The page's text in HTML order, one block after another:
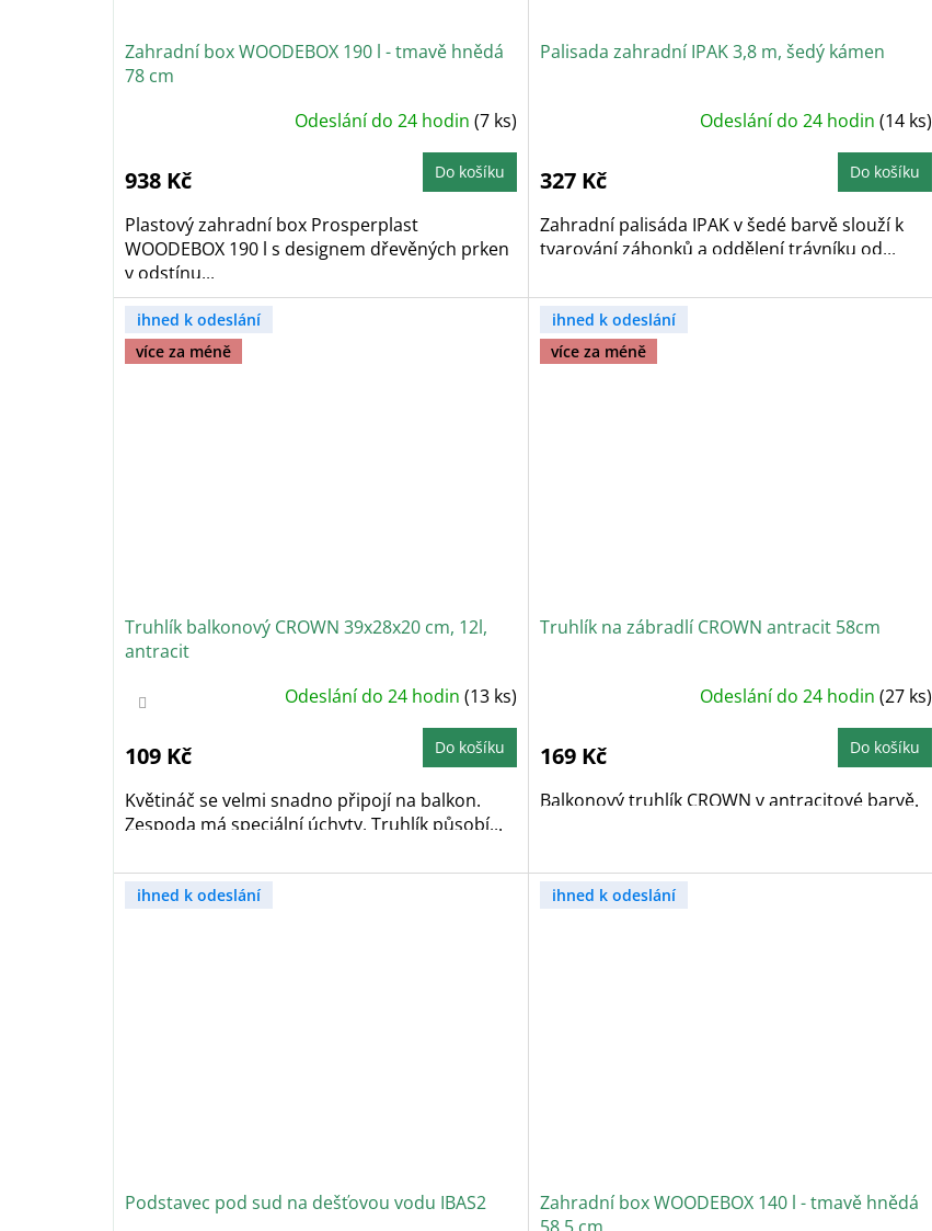
Zahradní box WOODEBOX 190 l - tmavě hnědá
78 cm
4,9
z
hvězdiček.
Odeslání do 24 hodin (7 ks)
938 Kč Do košíku
Plastový zahradní box Prosperplast
WOODEBOX 190 l s designem dřevěných prken
v odstínu...
Palisada zahradní IPAK 3,8 m, šedý kámen
Odeslání do 24 hodin (14 ks)
327 Kč Do košíku
Zahradní palisáda IPAK v šedé barvě slouží k
tvarování záhonků a oddělení trávníku od...
ihned k odeslání
více za méně
Truhlík balkonový CROWN 39x28x20 cm, 12l,
antracit
4,0
z
hvězdiček.
Odeslání do 24 hodin (13 ks)
109 Kč Do košíku
Květináč se velmi snadno připojí na balkon.
Zespoda má speciální úchyty. Truhlík působí...
ihned k odeslání
více za méně
Truhlík na zábradlí CROWN antracit 58cm
5,0
z
hvězdiček.
Odeslání do 24 hodin (27 ks)
169 Kč Do košíku
Balkonový truhlík CROWN v antracitové barvě.
ihned k odeslání
Podstavec pod sud na dešťovou vodu IBAS2
ihned k odeslání
Zahradní box WOODEBOX 140 l - tmavě hnědá